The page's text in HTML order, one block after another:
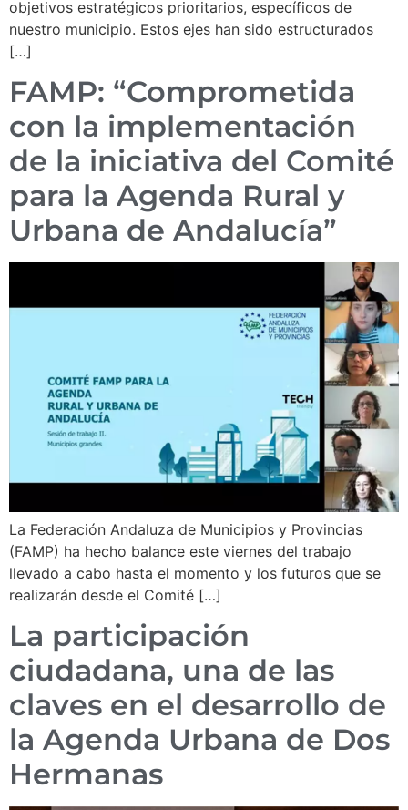
objetivos estratégicos prioritarios, específicos de
nuestro municipio. Estos ejes han sido estructurados
[…]
FAMP: “Comprometida
con la implementación
de la iniciativa del Comité
para la Agenda Rural y
Urbana de Andalucía”
La Federación Andaluza de Municipios y Provincias
(FAMP) ha hecho balance este viernes del trabajo
llevado a cabo hasta el momento y los futuros que se
realizarán desde el Comité […]
La participación
ciudadana, una de las
claves en el desarrollo de
la Agenda Urbana de Dos
Hermanas